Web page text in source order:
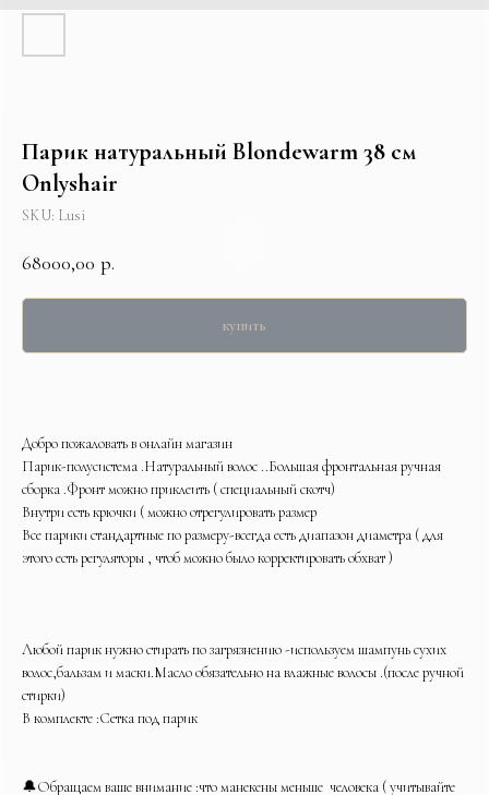
Парик натуральный Blondewarm 38 см
Onlyshair
SKU: Lusi
68000,00 р.
купить
Добро пожаловать в онлайн магазин
Парик-полусистема .Натуральный волос ..Большая фронтальная ручная
сборка .Фронт можно приклеить ( специальный скотч)
Внутри есть крючки ( можно отрегулировать размер
Все парики стандартные по размеру-всегда есть диапазон диаметра ( для
этого есть регуляторы , чтоб можно было корректировать обхват )
Любой парик нужно стирать по загрязнению -используем шампунь сухих
волос,бальзам и маски.Масло обязательно на влажные волосы .(после ручной
стирки)
В комплекте :Сетка под парик
🔔Обращаем ваше внимание :что манекены меньше человека ( учитывайте